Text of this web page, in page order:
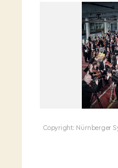
Copyright: Nürnberger